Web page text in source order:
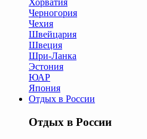
Хорватия
Черногория
Чехия
Швейцария
Швеция
Шри-Ланка
Эстония
ЮАР
Япония
Отдых в России
Отдых в России